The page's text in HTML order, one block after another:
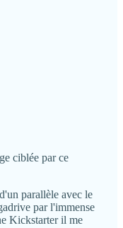
ciblée par ce
parallèle avec le
par l'immense
Kickstarter il me